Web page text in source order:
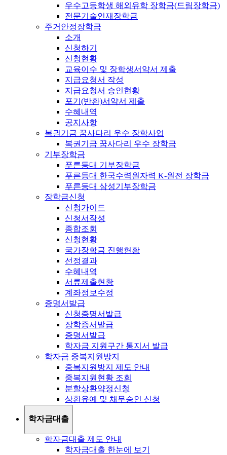
우수고등학생 해외유학 장학금(드림장학금)
전문기술인재장학금
주거안정장학금
소개
신청하기
신청현황
교육이수 및 장학생서약서 제출
지급요청서 작성
지급요청서 승인현황
포기(반환)서약서 제출
수혜내역
공지사항
복권기금 꿈사다리 우수 장학사업
복권기금 꿈사다리 우수 장학금
기부장학금
푸른등대 기부장학금
푸른등대 한국수력원자력 K-원전 장학금
푸른등대 삼성기부장학금
장학금신청
신청가이드
신청서작성
종합조회
신청현황
국가장학금 진행현황
선정결과
수혜내역
서류제출현황
계좌정보수정
증명서발급
신청증명서발급
장학증서발급
증명서발급
학자금 지원구간 통지서 발급
학자금 중복지원방지
중복지원방지 제도 안내
중복지원현황 조회
분할상환약정신청
상환유예 및 채무승인 신청
학자금대출
학자금대출 제도 안내
학자금대출 한눈에 보기